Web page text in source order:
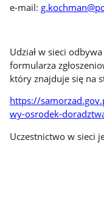
e-mail:
Udział w sieci
formularza
który znajduje się na
https://
wy-osrodek-
Uczestnictwo w sieci